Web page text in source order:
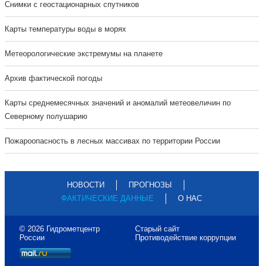
Cнимки с геостационарных спутников
Карты температуры воды в морях
Метеорологические экстремумы на планете
Архив фактической погоды
Карты среднемесячных значений и аномалий метеовеличин по
Северному полушарию
Пожароопасность в лесных массивах по территории России
НОВОСТИ
ПРОГНОЗЫ
ФАКТИЧЕСКИЕ ДАННЫЕ
О НАС
© 2026 Гидрометцентр
России
Старый сайт
Противодействие коррупции